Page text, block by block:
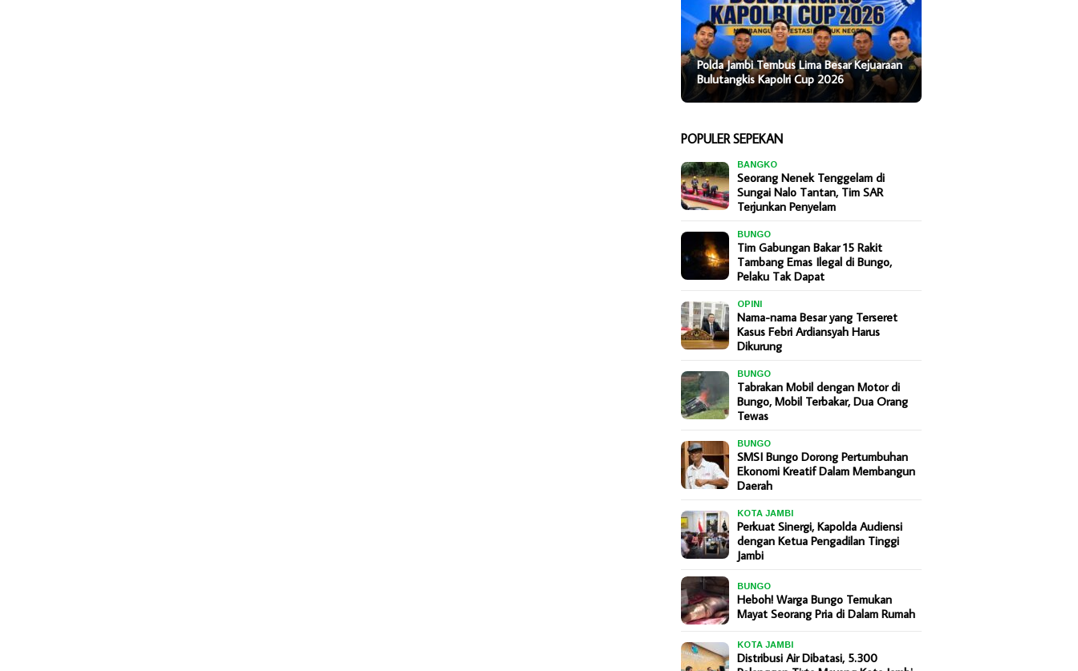
Polda Jambi Tembus Lima Besar Kejuaraan
Bulutangkis Kapolri Cup 2026
POPULER SEPEKAN
BANGKO
Seorang Nenek Tenggelam di
Sungai Nalo Tantan, Tim SAR
Terjunkan Penyelam
BUNGO
Tim Gabungan Bakar 15 Rakit
Tambang Emas Ilegal di Bungo,
Pelaku Tak Dapat
OPINI
Nama-nama Besar yang Terseret
Kasus Febri Ardiansyah Harus
Dikurung
BUNGO
Tabrakan Mobil dengan Motor di
Bungo, Mobil Terbakar, Dua Orang
Tewas
BUNGO
SMSI Bungo Dorong Pertumbuhan
Ekonomi Kreatif Dalam Membangun
Daerah
KOTA JAMBI
Perkuat Sinergi, Kapolda Audiensi
dengan Ketua Pengadilan Tinggi
Jambi
BUNGO
Heboh! Warga Bungo Temukan
Mayat Seorang Pria di Dalam Rumah
KOTA JAMBI
Distribusi Air Dibatasi, 5.300